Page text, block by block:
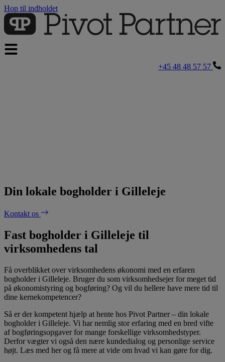
Hop til indholdet
+45 48 48 57 57
Din lokale bogholder i Gilleleje
Kontakt os
Fast bogholder i Gilleleje til
virksomhedens tal
Få overblikket over virksomhedens økonomi med en erfaren
bogholder i Gilleleje. Bruger du som virksomhedsejer for meget tid
på økonomistyring og bogføring? Og vil du hellere have mere tid til
dine kernekompetencer?
Så er der kompetent hjælp at hente hos Pivot Partner – din lokale
bogholder i Gilleleje. Vi har nemlig stor erfaring med en bred vifte
af bogføringsopgaver for mange forskellige virksomhedstyper.
Derfor vægter vi også den nære kundedialog og personlige service
højt. Læs med her og få mere at vide om hvad vi kan gøre for dig.